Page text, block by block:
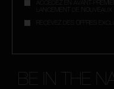
ACCÉDEZ EN AVANT-
LANCEMENT DE NOUVEAUX
RECEVEZ DES OFFRES
BE IN THE